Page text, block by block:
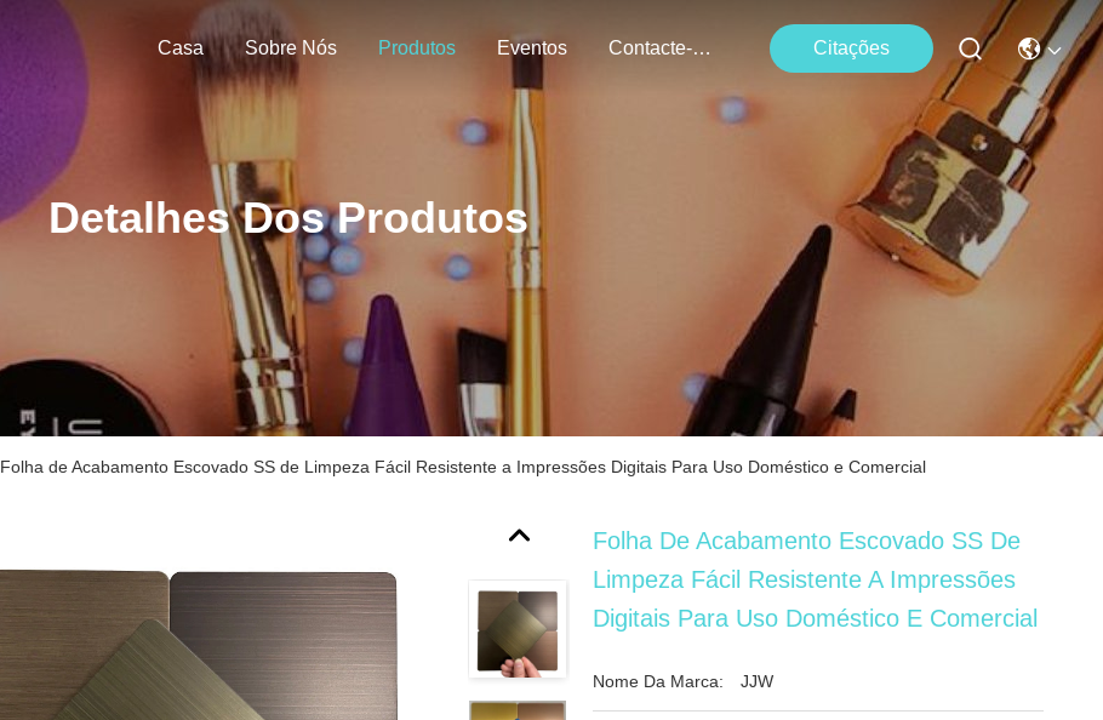
Casa Sobre Nós Produtos Eventos Contacte-Nos Citações
Detalhes Dos Produtos
Folha de Acabamento Escovado SS de Limpeza Fácil Resistente a Impressões Digitais Para Uso Doméstico e Comercial
Folha De Acabamento Escovado SS De
Limpeza Fácil Resistente A Impressões
Digitais Para Uso Doméstico E Comercial
Nome Da Marca: JJW